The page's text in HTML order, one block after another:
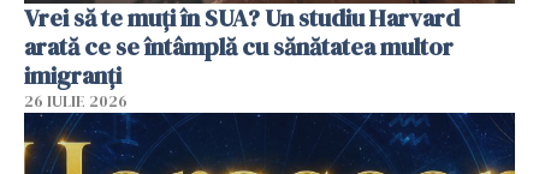
Vrei să te muți în SUA? Un studiu Harvard
arată ce se întâmplă cu sănătatea multor
imigranți
26 IULIE 2026